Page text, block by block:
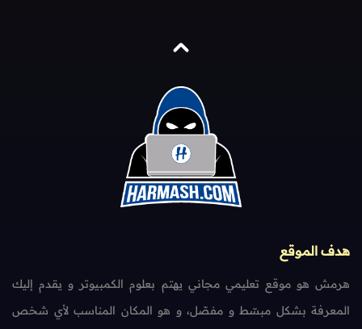
هدف الموقع
هرمش هو موقع تعليمي مجاني يهتم بعلوم الكمبيوتر و يقدم إليك
المعرفة بشكل مبسّط و مفصّل، و هو المكان المناسب لأي شخص